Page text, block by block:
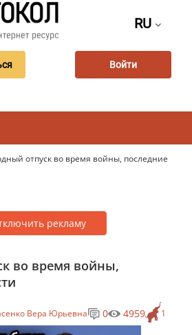
RU
Войти
отпуск во время войны, последние
рекламу
во время войны,
Вера Юрьевна 1
0 4959